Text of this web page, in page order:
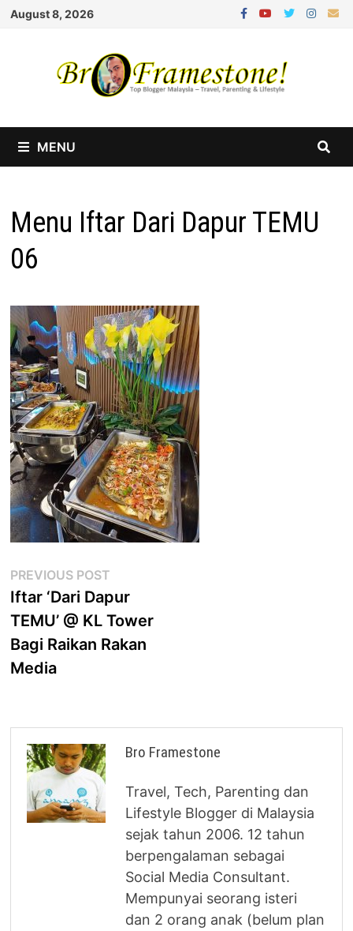
Skip
August 8, 2026
MENU
Menu Iftar Dari Dapur TEMU
06
Post
navigation
PREVIOUS POST
post:
Iftar ‘Dari Dapur
TEMU’ @ KL Tower
Bagi Raikan Rakan
Media
Bro Framestone
Travel, Tech, Parenting dan
Lifestyle Blogger di Malaysia
sejak tahun 2006. 12 tahun
berpengalaman sebagai
Social Media Consultant.
Mempunyai seorang isteri
dan 2 orang anak (belum plan